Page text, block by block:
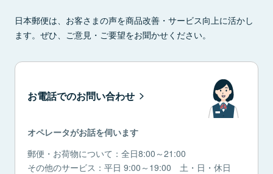
日本郵便は、お客さまの声を商品改善・サービス向上に活かし
ます。ぜひ、ご意見・ご要望をお聞かせください。
お電話でのお問い合わせ
オペレータがお話を伺います
郵便・お荷物について：全日8:00～21:00
その他のサービス：平日 9:00～19:00 土・日・休日